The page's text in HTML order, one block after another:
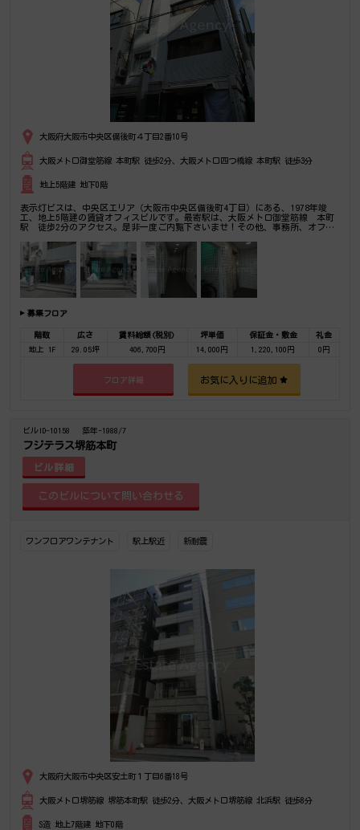
大阪府大阪市中央区備後町４丁目2番10号
大阪メトロ御堂筋線 本町駅 徒歩2分、大阪メトロ四つ橋線 本町駅 徒歩3分
地上5階建 地下0階
表示灯ビスは、中央区エリア（大阪市中央区備後町4丁目）にある、1978年竣
工、地上5階建の賃貸オフィスビルです。最寄駅は、大阪メトロ御堂筋線 本町
駅 徒歩2分のアクセス。是非一度ご内覧下さいませ！その他、事務所、オフィ
募集フロア
階数 広さ 賃料総額(税別) 坪単価 保証金・敷金
礼金
地上 1F
29.05坪 406,700円 14,000円 1,220,100円 0円
フロア詳細 お気に入りに追加
ビルID-10158 築年-1988/7
フジテラス堺筋本町
ビル詳細
ワンフロアワンテナント 駅上駅近 新耐震
大阪府大阪市中央区安土町１丁目6番18号
大阪メトロ堺筋線 堺筋本町駅 徒歩2分、大阪メトロ堺筋線 北浜駅 徒歩8分
S造 地上7階建 地下0階